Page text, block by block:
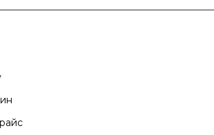
густіша і в своєму складі містить
спектр відтінків, які дозволяють
кольоровий відтінок.
декоративна фарба Співер - це
або для мистецтва. У